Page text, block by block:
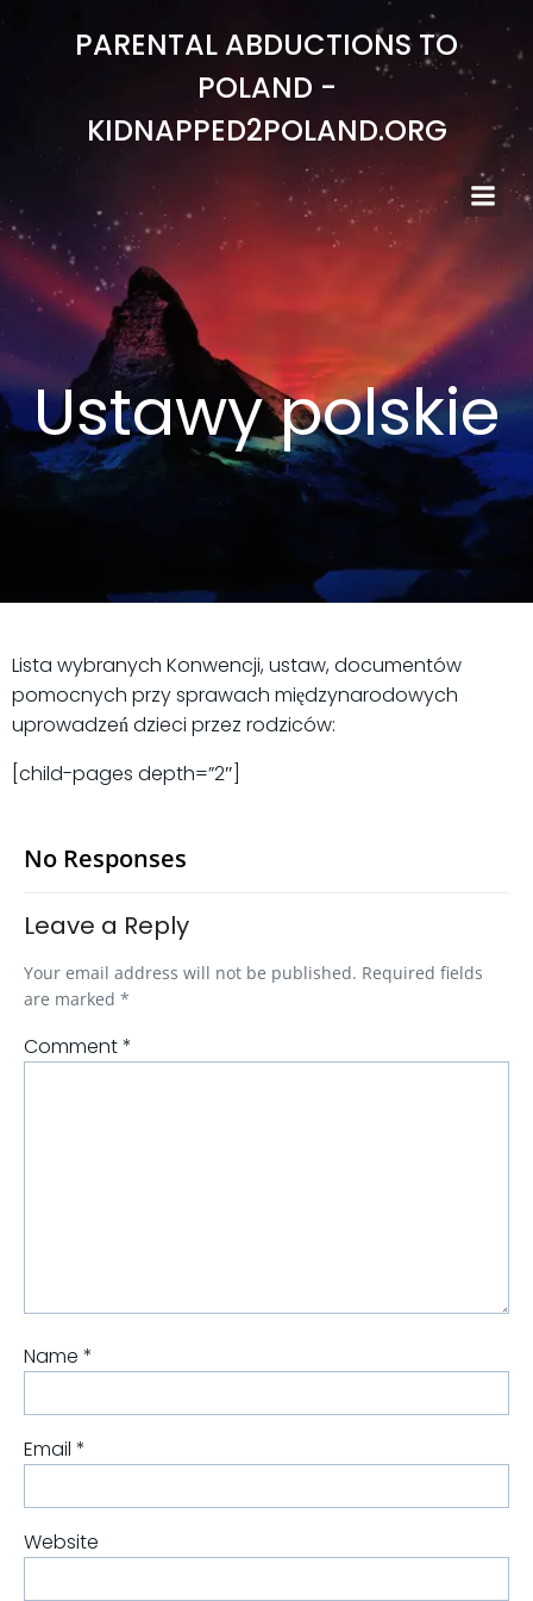
to
PARENTAL ABDUCTIONS TO
POLAND -
KIDNAPPED2POLAND.ORG
Ustawy polskie
Lista wybranych Konwencji, ustaw, documentów
pomocnych przy sprawach międzynarodowych
uprowadzeń dzieci przez rodziców:
[child-pages depth=”2″]
No Responses
Leave a Reply
Your email address will not be published. Required fields
are marked *
Comment*
Name *
Email *
Website